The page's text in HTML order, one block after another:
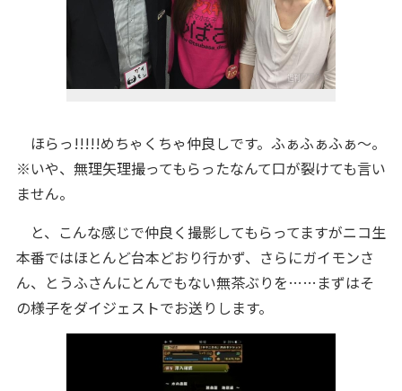
ほらっ!!!!!めちゃくちゃ仲良しです。ふぁふぁふぁ〜。
※いや、無理矢理撮ってもらったなんて口が裂けても言い
ません。
と、こんな感じで仲良く撮影してもらってますがニコ生
本番ではほとんど台本どおり行かず、さらにガイモンさ
ん、とうふさんにとんでもない無茶ぶりを……まずはそ
の様子をダイジェストでお送りします。